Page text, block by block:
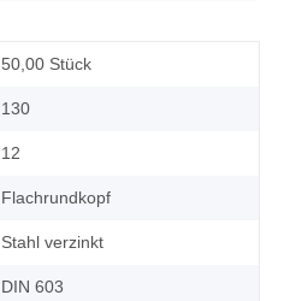
50,00 Stück
130
12
Flachrundkopf
Stahl verzinkt
DIN 603